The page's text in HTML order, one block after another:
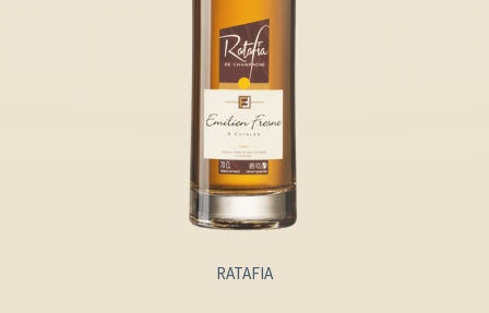
RATAFIA